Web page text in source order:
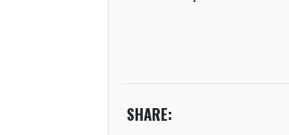
SHARE: